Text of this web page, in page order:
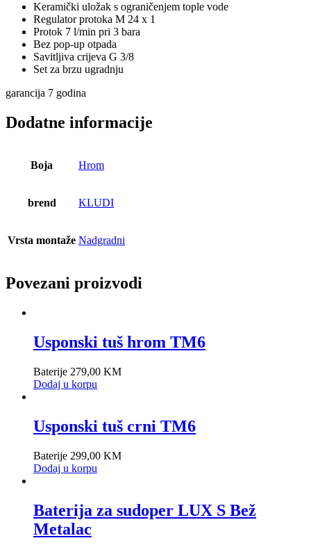
Keramički uložak s ograničenjem tople vode
Regulator protoka M 24 x 1
Protok 7 l/min pri 3 bara
Bez pop-up otpada
Savitljiva crijeva G 3/8
Set za brzu ugradnju
garancija 7 godina
Dodatne informacije
Boja Hrom
brend KLUDI
Vrsta montaže Nadgradni
Povezani proizvodi
Usponski tuš hrom TM6
Baterije 279,00 KM
Dodaj u korpu
Usponski tuš crni TM6
Baterije 299,00 KM
Dodaj u korpu
Baterija za sudoper LUX S Bež
Metalac